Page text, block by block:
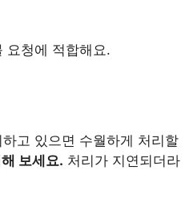
요청에 적합해요.
고 있으면 수월하게 처리할
보세요. 처리가 지연되더라